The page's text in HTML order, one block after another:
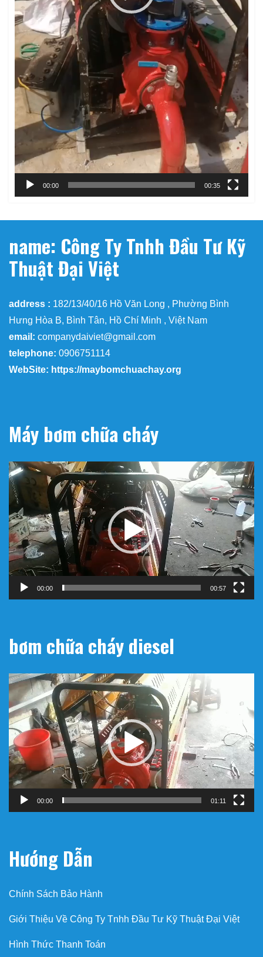
00:00 00:35
name: Công Ty Tnhh Đầu Tư Kỹ
Thuật Đại Việt
address : 182/13/40/16 Hồ Văn Long , Phường Bình
Hưng Hòa B, Bình Tân, Hồ Chí Minh , Việt Nam
email: companydaiviet@gmail.com
telephone: 0906751114
WebSite: https://maybomchuachay.org
Máy bơm chữa cháy
Trình
chơi
Video
00:00 00:57
bơm chữa cháy diesel
Trình
chơi
Video
00:00 01:11
Hướng Dẫn
Chính Sách Bảo Hành
Giới Thiệu Về Công Ty Tnhh Đầu Tư Kỹ Thuật Đại Việt
Hình Thức Thanh Toán